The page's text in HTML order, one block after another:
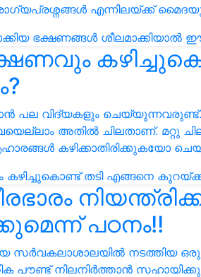
എന്നിലയ്ക്ക്
പല വിദ്യകളും
അതിൽ ചിലതാണ്. മറ്റു
കഴിക്കാതിരിക്കുകയോ
പഠനം!!
സർവകലാശാലയിൽ നടത്തിയ
പൗണ്ട് നിലനിർത്താൻ